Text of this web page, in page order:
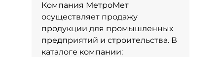
Компания МетроМет
осуществляет продажу
продукции для промышленных
предприятий и строительства. В
каталоге компании: